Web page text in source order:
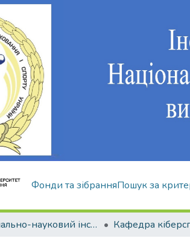
Фонди та зібранняПошук за
Навчально-науковий інститут здоров'я, реабілітації та фізичного виховання